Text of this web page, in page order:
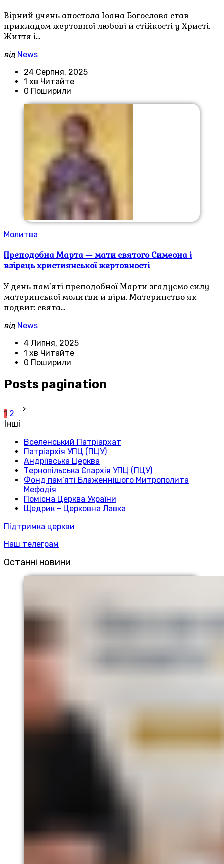
Вірний учень апостола Іоана Богослова став
прикладом жертовної любові й стійкості у Христі.
Життя і…
від News
24 Серпня, 2025
1 хв Читайте
0 Поширили
Молитва
Преподобна Марта — мати святого Симеона і
взірець християнської жертовності
У день пам’яті преподобної Марти згадуємо силу
материнської молитви й віри. Материнство як
подвиг: свята…
від News
4 Липня, 2025
1 хв Читайте
0 Поширили
Posts pagination
1 2
Інші
Вселенський Патріархат
Патріархія УПЦ (ПЦУ)
Андріївська Церква
Тернопільська Єпархія УПЦ (ПЦУ)
Фонд пам’яті Блаженнішого Митрополита
Мефодія
Помісна Церква України
Щедрик – Церковна Лавка
Підтримка церкви
Наш телеграм
Останні новини